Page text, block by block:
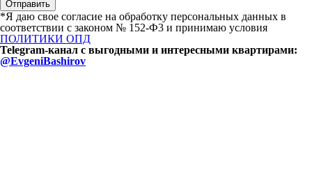
*Я даю свое согласие на обработку персональных данных в
соответствии с законом № 152-Ф3 и принимаю условия
ПОЛИТИКИ ОПД
Telegram-канал с выгодными и интересными квартирами:
@EvgeniBashirov